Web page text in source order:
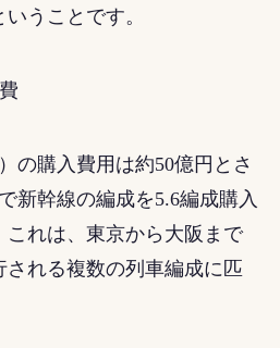
うことです。
の購入費用は約50億円とさ
新幹線の編成を5.6編成購入
れは、東京から大阪まで
れる複数の列車編成に匹